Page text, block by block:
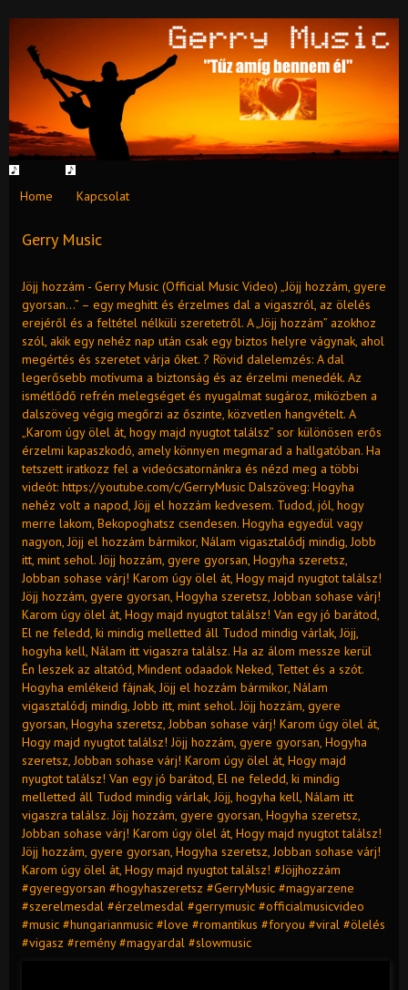
Home Kapcsolat
Gerry Music
Jöjj hozzám - Gerry Music (Official Music Video) „Jöjj hozzám, gyere
gyorsan…” – egy meghitt és érzelmes dal a vigaszról, az ölelés
erejéről és a feltétel nélküli szeretetről. A „Jöjj hozzám” azokhoz
szól, akik egy nehéz nap után csak egy biztos helyre vágynak, ahol
megértés és szeretet várja őket. ? Rövid dalelemzés: A dal
legerősebb motívuma a biztonság és az érzelmi menedék. Az
ismétlődő refrén melegséget és nyugalmat sugároz, miközben a
dalszöveg végig megőrzi az őszinte, közvetlen hangvételt. A
„Karom úgy ölel át, hogy majd nyugtot találsz” sor különösen erős
érzelmi kapaszkodó, amely könnyen megmarad a hallgatóban. Ha
tetszett iratkozz fel a videócsatornánkra és nézd meg a többi
videót: https://youtube.com/c/GerryMusic Dalszöveg: Hogyha
nehéz volt a napod, Jöjj el hozzám kedvesem. Tudod, jól, hogy
merre lakom, Bekopoghatsz csendesen. Hogyha egyedül vagy
nagyon, Jöjj el hozzám bármikor, Nálam vigasztalódj mindig, Jobb
itt, mint sehol. Jöjj hozzám, gyere gyorsan, Hogyha szeretsz,
Jobban sohase várj! Karom úgy ölel át, Hogy majd nyugtot találsz!
Jöjj hozzám, gyere gyorsan, Hogyha szeretsz, Jobban sohase várj!
Karom úgy ölel át, Hogy majd nyugtot találsz! Van egy jó barátod,
El ne feledd, ki mindig melletted áll Tudod mindig várlak, Jöjj,
hogyha kell, Nálam itt vigaszra találsz. Ha az álom messze kerül
Én leszek az altatód, Mindent odaadok Neked, Tettet és a szót.
Hogyha emlékeid fájnak, Jöjj el hozzám bármikor, Nálam
vigasztalódj mindig, Jobb itt, mint sehol. Jöjj hozzám, gyere
gyorsan, Hogyha szeretsz, Jobban sohase várj! Karom úgy ölel át,
Hogy majd nyugtot találsz! Jöjj hozzám, gyere gyorsan, Hogyha
szeretsz, Jobban sohase várj! Karom úgy ölel át, Hogy majd
nyugtot találsz! Van egy jó barátod, El ne feledd, ki mindig
melletted áll Tudod mindig várlak, Jöjj, hogyha kell, Nálam itt
vigaszra találsz. Jöjj hozzám, gyere gyorsan, Hogyha szeretsz,
Jobban sohase várj! Karom úgy ölel át, Hogy majd nyugtot találsz!
Jöjj hozzám, gyere gyorsan, Hogyha szeretsz, Jobban sohase várj!
Karom úgy ölel át, Hogy majd nyugtot találsz! #Jöjjhozzám
#gyeregyorsan #hogyhaszeretsz #GerryMusic #magyarzene
#szerelmesdal #érzelmesdal #gerrymusic #officialmusicvideo
#music #hungarianmusic #love #romantikus #foryou #viral #ölelés
#vigasz #remény #magyardal #slowmusic